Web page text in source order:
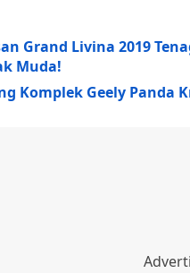
Grand Livina 2019
Muda!
Komplek Geely Panda